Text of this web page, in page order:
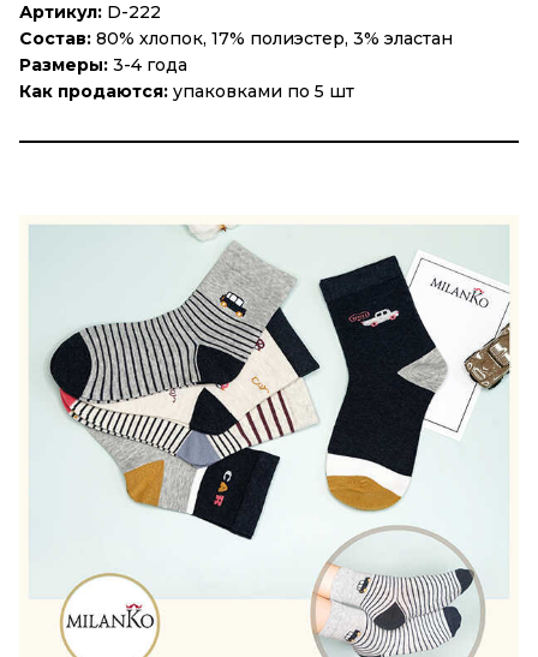
Артикул: D-222
Состав: 80% хлопок, 17% полиэстер, 3% эластан
Размеры: 3-4 года
Как продаются: упаковками по 5 шт